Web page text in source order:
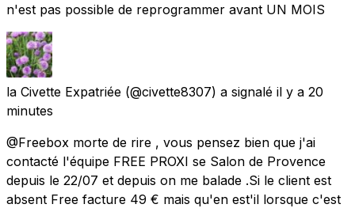
n'est pas possible de reprogrammer avant UN MOIS
la Civette Expatriée (@civette8307) a signalé il y a 20
minutes
@Freebox morte de rire , vous pensez bien que j'ai
contacté l'équipe FREE PROXI se Salon de Provence
depuis le 22/07 et depuis on me balade .Si le client est
absent Free facture 49 € mais qu'en est'il lorsque c'est